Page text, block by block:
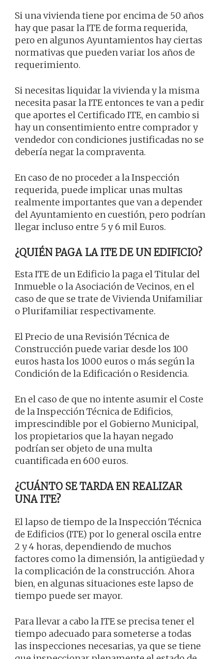
Si una vivienda tiene por encima de 50 años
hay que pasar la ITE de forma requerida,
pero en algunos Ayuntamientos hay ciertas
normativas que pueden variar los años de
requerimiento.
Si necesitas liquidar la vivienda y la misma
necesita pasar la ITE entonces te van a pedir
que aportes el Certificado ITE, en cambio si
hay un consentimiento entre comprador y
vendedor con condiciones justificadas no se
debería negar la compraventa.
En caso de no proceder a la Inspección
requerida, puede implicar unas multas
realmente importantes que van a depender
del Ayuntamiento en cuestión, pero podrían
llegar incluso entre 5 y 6 mil Euros.
¿QUIÉN PAGA LA ITE DE UN EDIFICIO?
Esta ITE de un Edificio la paga el Titular del
Inmueble o la Asociación de Vecinos, en el
caso de que se trate de Vivienda Unifamiliar
o Plurifamiliar respectivamente.
El Precio de una Revisión Técnica de
Construcción puede variar desde los 100
euros hasta los 1000 euros o más según la
Condición de la Edificación o Residencia.
En el caso de que no intente asumir el Coste
de la Inspección Técnica de Edificios,
imprescindible por el Gobierno Municipal,
los propietarios que la hayan negado
podrían ser objeto de una multa
cuantificada en 600 euros.
¿CUÁNTO SE TARDA EN REALIZAR
UNA ITE?
El lapso de tiempo de la Inspección Técnica
de Edificios (ITE) por lo general oscila entre
2 y 4 horas, dependiendo de muchos
factores como la dimensión, la antigüedad y
la complicación de la construcción. Ahora
bien, en algunas situaciones este lapso de
tiempo puede ser mayor.
Para llevar a cabo la ITE se precisa tener el
tiempo adecuado para someterse a todas
las inspecciones necesarias, ya que se tiene